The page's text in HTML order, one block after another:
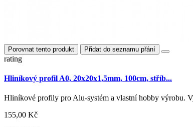
Porovnat tento produkt Přidat do seznamu přání
rating
Hliníkový profil A0, 20x20x1,5mm, 100cm, stříb...
Hliníkové profily pro Alu-systém a vlastní hobby výrobu.
155,00 Kč